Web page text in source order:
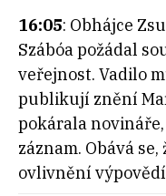
16:05: Obhájce
Szábóa požádal
veřejnost. Vadilo
publikují znění
pokárala
záznam. Obává
ovlivnění